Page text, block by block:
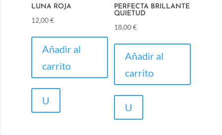
LUNA ROJA
12,00€
Añadir al
carrito
U
PERFECTA BRILLANTE
QUIETUD
18,00€
Añadir al
carrito
U